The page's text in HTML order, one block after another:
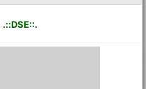
.::DSE::.